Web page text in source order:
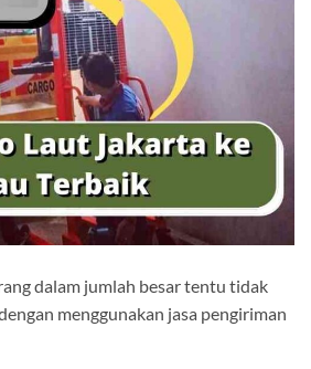
dalam jumlah besar tentu tidak
menggunakan jasa pengiriman